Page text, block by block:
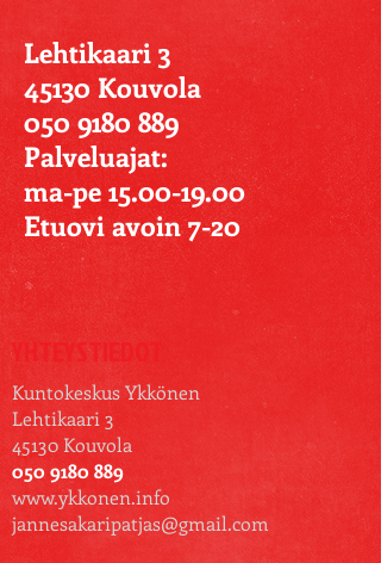
Lehtikaari 3
45130 Kouvola
050 9180 889
Palveluajat:
ma-pe 15.00-19.00
Etuovi avoin 7-20
YHTEYSTIEDOT
Kuntokeskus Ykkönen
Lehtikaari 3
45130 Kouvola
050 9180 889
www.ykkonen.info
jannesakaripatjas@gmail.com